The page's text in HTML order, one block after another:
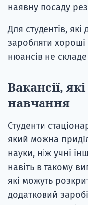
наявну посаду
Для студентів,
заробляти
нюансів не
Вакансії,
навчання
Студенти
який можна
науки, ніж учні
навіть в такому
які можуть
додатковий